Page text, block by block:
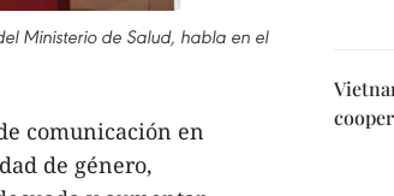
Ministerio de Salud, habla en el
comunicación en
de género,